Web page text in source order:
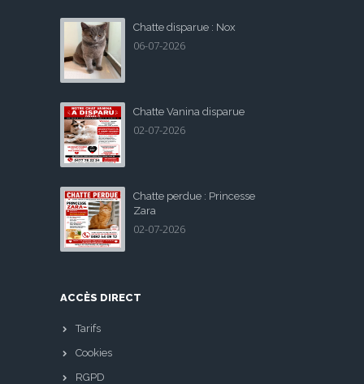
Chatte disparue : Nox
06-07-2026
Chatte Vanina disparue
02-07-2026
Chatte perdue : Princesse
Zara
02-07-2026
ACCÈS DIRECT
Tarifs
Cookies
RGPD